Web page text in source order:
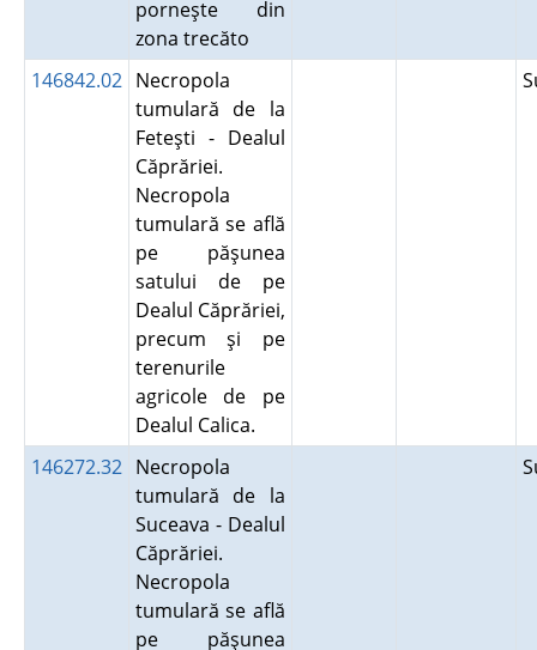
porneşte din
zona trecăto
146842.02 Necropola
tumulară de la
Feteşti - Dealul
Căprăriei.
Necropola
tumulară se află
pe păşunea
satului de pe
Dealul Căprăriei,
precum şi pe
terenurile
agricole de pe
Dealul Calica.
146272.32 Necropola
tumulară de la
Suceava - Dealul
Căprăriei.
Necropola
tumulară se află
pe păşunea